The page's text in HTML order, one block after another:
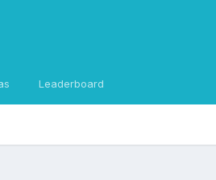
Leaderboard